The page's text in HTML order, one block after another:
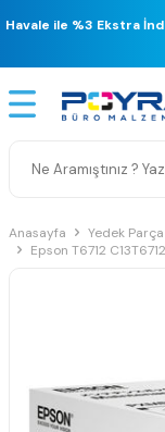
Havale ile %3 Ekstra
Anasayfa Yedek Parça
Epson T6712